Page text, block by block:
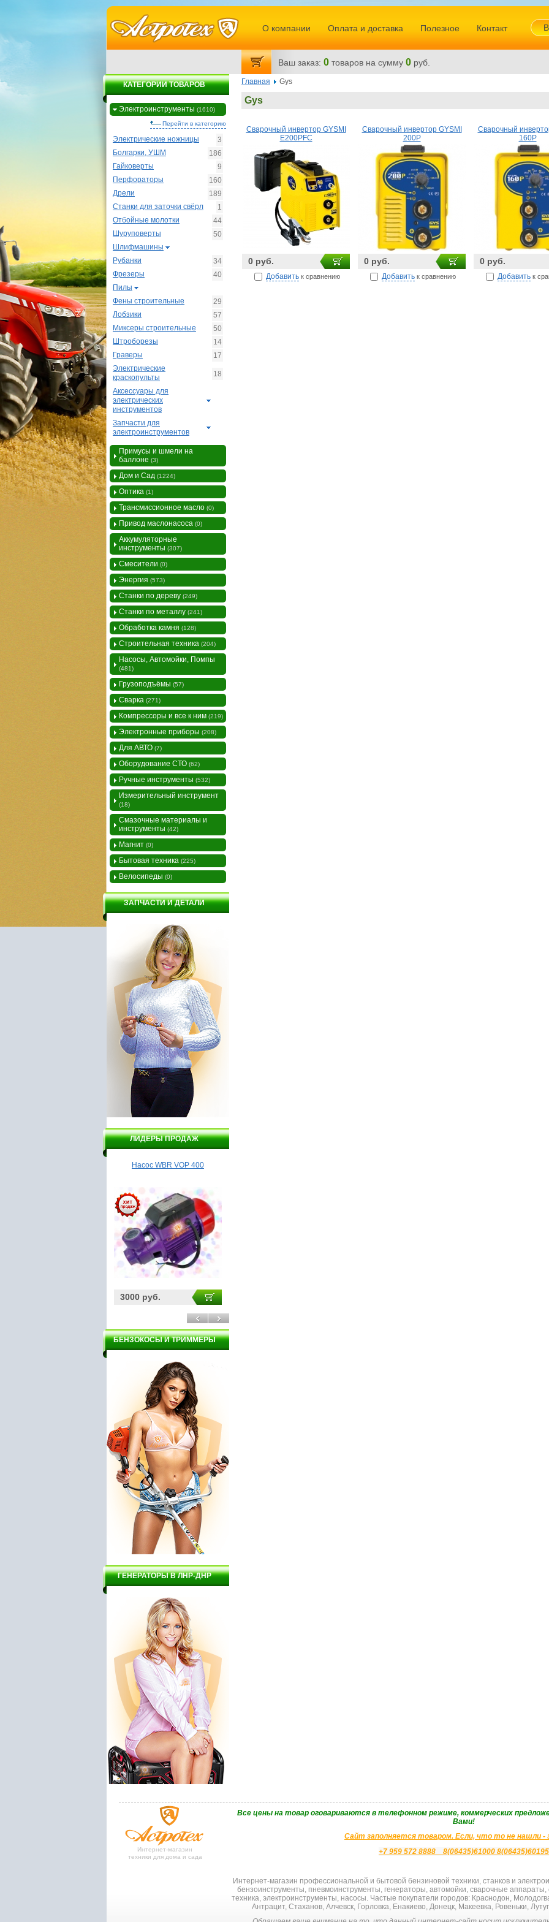
Главная Gys
Gys
Сварочный инвертор GYSMI
E200PFC
0 руб.
Добавить к сравнению
Сварочный инвертор GYSMI
200P
0 руб.
Добавить к сравнению
Сварочный
160P
0 руб.
Добавить к
КАТЕГОРИИ ТОВАРОВ
Электроинструменты (1610)
Перейти в категорию
Электрические ножницы
3
Болгарки, УШМ
186
Гайковерты
9
Перфораторы
160
Дрели
189
Станки для заточки свёрл
1
Отбойные молотки
44
Шуруповерты
50
Шлифмашины
Рубанки
34
Фрезеры
40
Пилы
Фены строительные
29
Лобзики
57
Миксеры строительные
50
Штроборезы
14
Граверы
17
Электрические
краскопульты
18
Аксессуары для
электрических
инструментов
Запчасти для
электроинструментов
Примусы и шмели на
баллоне (3)
Дом и Сад (1224)
Оптика (1)
Трансмиссионное масло (0)
Привод маслонасоса (0)
Аккумуляторные
инструменты (307)
Смесители (0)
Энергия (573)
Станки по дереву (249)
Станки по металлу (241)
Обработка камня (128)
Строительная техника (204)
Насосы, Автомойки, Помпы
(481)
Грузоподъёмы (57)
Сварка (271)
Компрессоры и все к ним (219)
Электронные приборы (208)
Для АВТО (7)
Оборудование СТО (62)
Ручные инструменты (532)
Измерительный инструмент
(18)
Смазочные материалы и
инструменты (42)
Магнит (0)
Бытовая техника (225)
Велосипеды (0)
ЗАПЧАСТИ И ДЕТАЛИ
ЛИДЕРЫ ПРОДАЖ
Насос Гидроагрегат ВСН1-
3200 руб.
БЕНЗОКОСЫ И ТРИММЕРЫ
ГЕНЕРАТОРЫ В ЛНР-ДНР
О компании Оплата и доставка Полезное Контакт
Ваш заказ: 0 товаров на сумму 0 руб.
Интернет-магазин
техники для дома и сада
Bce цены на товар оговариваются в телефонном режиме, коммерческих
Вами!
Сайт заполняется товаром. Если, что то не нашли -
+7 959 572 8888 8(06435)61000 8(06435)60195
Интернет-магазин профессиональной и бытовой бензиновой техники, станков и
бензоинструменты, пневмоинструменты, генератoры, автомойки, сварочные
техника, электроинструменты, насосы. Частые покупатели городов: Краснодон,
Антрацит, Стаханов, Алчевск, Горловка, Енакиево, Донецк, Макеевка, Ровеньки,